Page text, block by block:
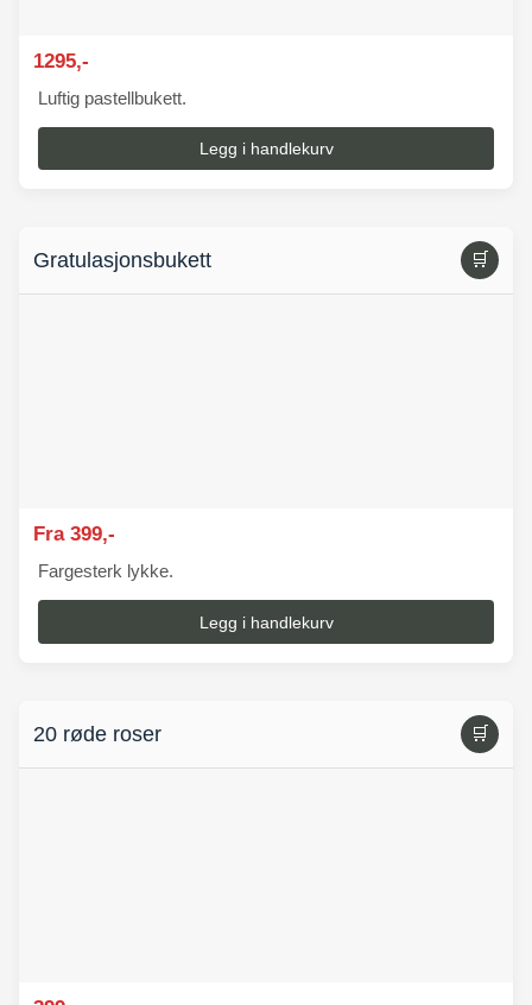
1295,-
Luftig pastellbukett.
Legg i handlekurv
Gratulasjonsbukett 🛒
Fra 399,-
Fargesterk lykke.
Legg i handlekurv
20 røde roser 🛒